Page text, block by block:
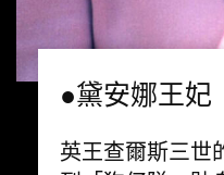
●黛安娜王妃
英王查爾斯三世